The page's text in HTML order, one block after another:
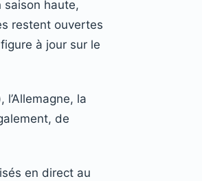
saison haute,
restent ouvertes
à jour sur le
la
de
en direct au